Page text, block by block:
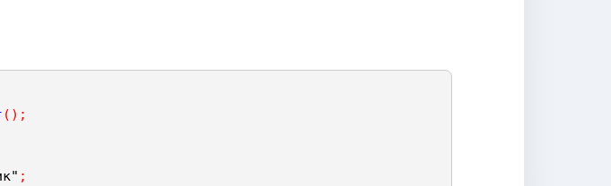
( ) ;
;